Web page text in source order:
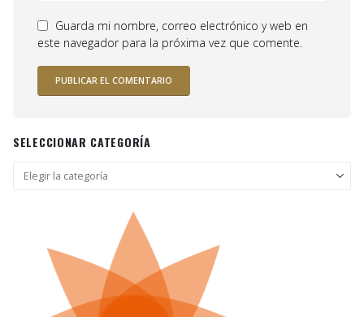
Guarda mi nombre, correo electrónico y web en
este navegador para la próxima vez que comente.
SELECCIONAR CATEGORÍA
Seleccionar
categoría